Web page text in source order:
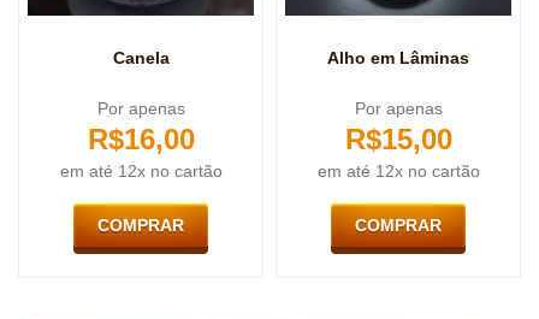
Canela
Por apenas
R$16,00
em até 12x no cartão
COMPRAR
Alho em Lâminas
Por apenas
R$15,00
em até 12x no cartão
COMPRAR